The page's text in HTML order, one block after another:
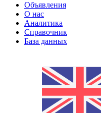
Объявления
О нас
Аналитика
Справочник
База данных